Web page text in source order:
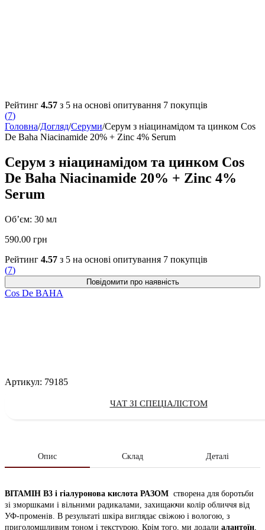
Рейтинг 4.57 з 5 на основі опитування 7 покупців
(7)
Головна/Догляд/Серуми/Серум з ніацинамідом та цинком Cos
De Baha Niacinamide 20% + Zinc 4% Serum
Серум з ніацинамідом та цинком Cos
De Baha Niacinamide 20% + Zinc 4%
Serum
Об’єм: 30 мл
590.00 грн
Рейтинг 4.57 з 5 на основі опитування 7 покупців
(7)
Cos De BAHA
Артикул: 79185
ЧАТ ЗІ СПЕЦІАЛІСТОМ
Опис Склад Деталі
ВІТАМІН B3 і гіалуронова кислота РАЗОМ створена для боротьби
зі зморшками і вільними радикалами, захищаючи колір обличчя від
УФ-променів. В результаті шкіра виглядає свіжою і вологою, з
приголомшливим тоном і текстурою. Крім того, ми додали алантоїн,